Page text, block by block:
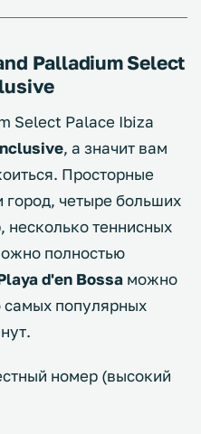
Palladium Select
Select Palace Ibiza
, а значит вам
Просторные
четыре больших
несколько теннисных
полностью
d'en Bossa можно
самых популярных
номер (высокий